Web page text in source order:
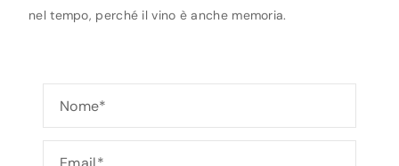
nel tempo, perché il vino è anche memoria.